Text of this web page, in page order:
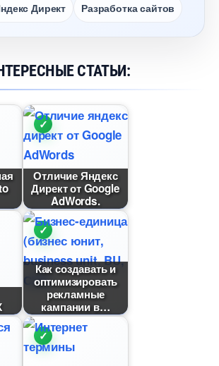
Директ Разработка сайто
СТАТЬИ:
Отличие Яндекс
Директ от Google
AdWords.
Как создавать и
оптимизировать
рекламные
кампании